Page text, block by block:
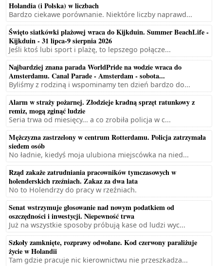
Holandia (i Polska) w liczbach
Bardzo ciekawe porównanie. Niektóre liczby naprawd...
Święto siatkówki plażowej wraca do Kijkduin. Summer BeachLife -
Kijkduin - 31 lipca-9 sierpnia 2026
Jeśli ktoś lubi sport i plażę, to lepszego połącze...
Najbardziej znana parada WorldPride na wodzie wraca do
Amsterdamu. Canal Parade - Amsterdam - sobota...
Byliśmy z rodziną i wspominamy ten dzień bardzo do...
Alarm w straży pożarnej. Złodzieje kradną sprzęt ratunkowy z
remiz, mogą zginąć ludzie
Seria trwa od miesięcy... a co zrobiła policja w c...
Mężczyzna zastrzelony w centrum Rotterdamu. Policja zatrzymała
siedem osób
No ładnie, kiedyś moja ulubiona miejscówka na nied...
Rząd zakaże zatrudniania pracowników tymczasowych w
holenderskich rzeźniach. Zakaz za dwa lata
No to Holendrzy do pracy w rzeźniach.
Senat wstrzymuje głosowanie nad nowym podatkiem od
oszczędności i inwestycji. Niepewność trwa
Już na wszystkie sposoby próbują kase od ludzi wyc...
Szkoły zamknięte, rozprawy odwołane. Kod czerwony paraliżuje
życie w Holandii
Tam gdzie pracuje nic kierownictwu nie przeszkadza...